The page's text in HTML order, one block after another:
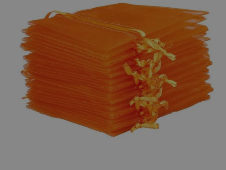
to tkanina, która łączy wizualną lekkość z wysoką
trwałością. Transparentna forma przyciąga wzrok, a
jednocześnie zabezpiecza zawartość przed kurzem czy
zarysowaniami. Kompaktowy format 6x8 cm świetnie
sprawdza się w pakowaniu drobnych upominków, takich jak
biżuteria, mydełka czy niewielkie gadżety reklamowe.
Pomarańczowe woreczki z organzy -
zastosowania
Jubilerzy i handmade:
ekskluzywne pakowanie
pierścionków, kolczyków i rękodzieła,
Branża beauty i kosmetyczna:mini zestawy
pielęgnacyjne, próbki, serum,